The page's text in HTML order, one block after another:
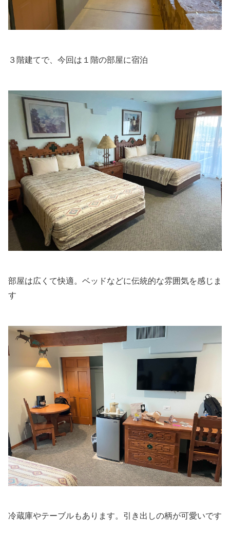
３階建てで、今回は１階の部屋に宿泊
部屋は広くて快適。ベッドなどに伝統的な雰囲気を感じま
す
冷蔵庫やテーブルもあります。引き出しの柄が可愛いです